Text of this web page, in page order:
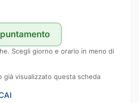
Scegli giorno e orario in meno di
già visualizzato questa scheda